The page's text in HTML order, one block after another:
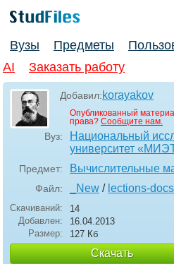
Вузы Предметы
AI
Заказать работу
Добавил:korayakov
Опубликованный
права? Сообщите нам.
Вуз:
Национальный
университет
Предмет: Вычислительные
Файл: _New / lections-docs
Скачиваний:
14
Добавлен:
16.04.2013
Размер:
127 Кб
Скачать